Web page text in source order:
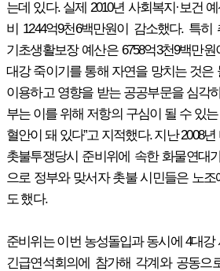
는데 있다. 실제 2010년 사회복지·보건
비 1244억9천6백만원이 감소했다. 특
기초생활보장 예산은 6758억3천9백만
대강 죽이기를 통해 자연을 망치는 것은
이용하고 영향을 받는 공공부문을 심각
부는 이를 위해 저항의 구심이 될 수 있
혈안이 돼 있다”고 지적했다. 지난 2008
촛불투쟁당시 준비위에 속한 화물연대
으로 정부와 맞서자 촛불 시민들은 노
도 했다.
준비위는 이번 농성돌입과 동시에 4대
긴급연석회의에 참가해 각계와 공동으